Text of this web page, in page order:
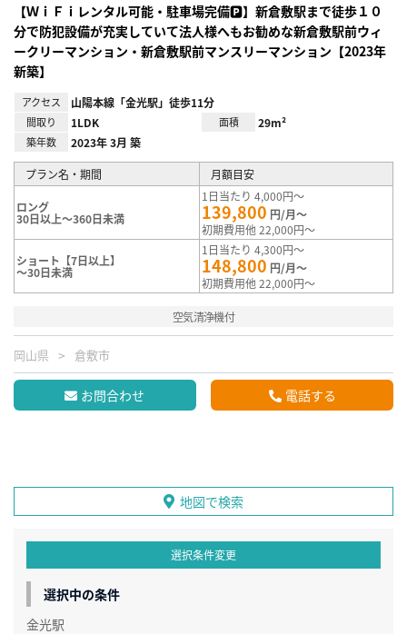
【ＷｉＦｉレンタル可能・駐車場完備🅿】新倉敷駅まで徒歩１０
分で防犯設備が充実していて法人様へもお勧めな新倉敷駅前ウィ
ークリーマンション・新倉敷駅前マンスリーマンション【2023年
新築】
アクセス 山陽本線「金光駅」徒歩11分
間取り 1LDK 面積 29m²
築年数 2023年 3月 築
プラン名・期間 月額目安
ロング
30日以上～360日未満
1日当たり 4,000円～
139,800 円/月～
初期費用他 22,000円～
ショート【7日以上】
～30日未満
1日当たり 4,300円～
148,800 円/月～
初期費用他 22,000円～
空気清浄機付
岡山県 倉敷市
お問合わせ 電話する
地図で検索
選択条件変更
選択中の条件
金光駅